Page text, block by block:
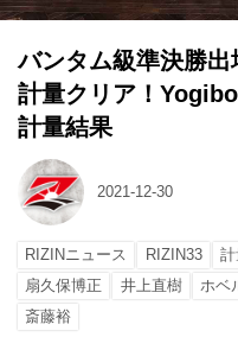
バンタム級準決勝
計量クリア！
計量結果
2021-12-30
RIZINニュース RIZIN33
扇久保博正
井上直樹 ホベ
斎藤裕